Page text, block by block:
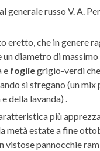
generale russo V. A.
eretto, che in genere
diametro di massimo
e fogliegrigio-verdi
si sfregano (un
della lavanda) .
più
metà estate a fine
vistose pannocchie